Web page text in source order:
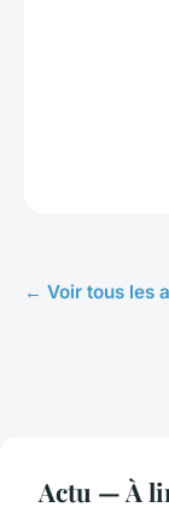
← Voir tous les
Actu — À